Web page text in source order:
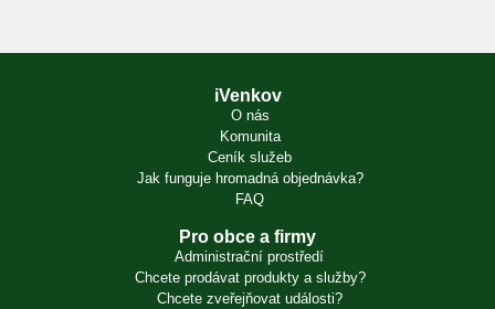
iVenkov
O nás
Komunita
Ceník služeb
Jak funguje hromadná objednávka?
FAQ
Pro obce a firmy
Administrační prostředí
Chcete prodávat produkty a služby?
Chcete zveřejňovat události?